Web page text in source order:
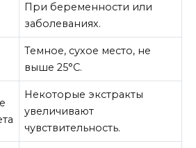
При беременности или
заболеваниях.
Темное, сухое место, не
выше 25°С.
Некоторые экстракты
увеличивают
чувствительность.